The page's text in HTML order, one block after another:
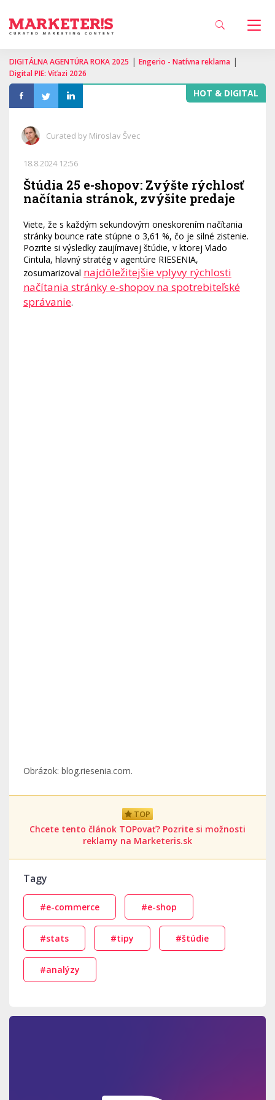
DIGITÁLNA AGENTÚRA ROKA 2025 | Engerio - Natívna reklama |
Digital PIE: Víťazi 2026
HOT & DIGITAL
Curated by Miroslav Švec
18.8.2024 12:56
Štúdia 25 e-shopov: Zvýšte rýchlosť
načítania stránok, zvýšite predaje
Viete, že s každým sekundovým oneskorením načítania
stránky bounce rate stúpne o 3,61 %, čo je silné zistenie.
Pozrite si výsledky zaujímavej štúdie, v ktorej Vlado
Cintula, hlavný stratég v agentúre RIESENIA,
zosumarizoval najdôležitejšie vplyvy rýchlosti
načítania stránky e-shopov na spotrebiteľské
správanie.
Obrázok: blog.riesenia.com.
TOP
Chcete tento článok TOPovať? Pozrite si možnosti
reklamy na Marketeris.sk
Tagy
#e-commerce #e-shop
#stats #tipy #štúdie
#analýzy